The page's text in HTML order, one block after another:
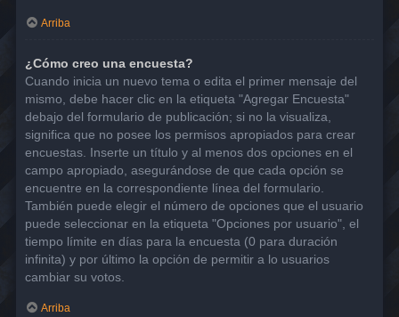
Arriba
¿Cómo creo una encuesta?
Cuando inicia un nuevo tema o edita el primer mensaje del
mismo, debe hacer clic en la etiqueta "Agregar Encuesta"
debajo del formulario de publicación; si no la visualiza,
significa que no posee los permisos apropiados para crear
encuestas. Inserte un título y al menos dos opciones en el
campo apropiado, asegurándose de que cada opción se
encuentre en la correspondiente línea del formulario.
También puede elegir el número de opciones que el usuario
puede seleccionar en la etiqueta "Opciones por usuario", el
tiempo límite en días para la encuesta (0 para duración
infinita) y por último la opción de permitir a lo usuarios
cambiar su votos.
Arriba